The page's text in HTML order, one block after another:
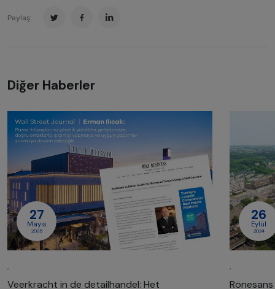
Paylaş:
Diğer Haberler
27
Mayıs
2025
,
Veerkracht in de detailhandel: Het
26
Eylül
2024
,